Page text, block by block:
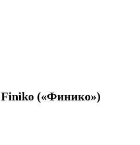
Finiko («Финико»)